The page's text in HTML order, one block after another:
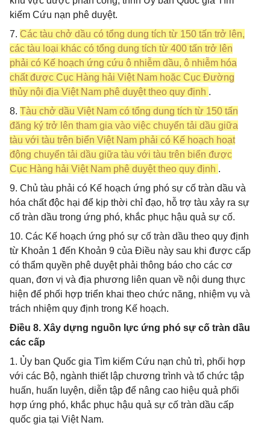
kiếm Cứu nạn phê duyệt.
7. Các tàu chở dầu có tổng dung tích từ 150 tấn trở lên,
các tàu loại khác có tổng dung tích từ 400 tấn trở lên
phải có Kế hoạch ứng cứu ô nhiễm dầu, ô nhiễm hóa
chất được Cục Hàng hải Việt Nam hoặc Cục Đường
thủy nội địa Việt Nam phê duyệt theo quy định .
8. Tàu chở dầu Việt Nam có tổng dung tích từ 150 tấn
đăng ký trở lên tham gia vào việc chuyển tải dầu giữa
tàu với tàu trên biển Việt Nam phải có Kế hoạch hoạt
động chuyển tải dầu giữa tàu với tàu trên biển được
Cục Hàng hải Việt Nam phê duyệt theo quy định .
9. Chủ tàu phải có Kế hoạch ứng phó sự cố tràn dầu và
hóa chất độc hại để kịp thời chỉ đạo, hỗ trợ tàu xảy ra sự
cố tràn dầu trong ứng phó, khắc phục hậu quả sự cố.
10. Các Kế hoạch ứng phó sự cố tràn dầu theo quy định
từ Khoản 1 đến Khoản 9 của Điều này sau khi được cấp
có thẩm quyền phê duyệt phải thông báo cho các cơ
quan, đơn vị và địa phương liên quan về nội dung thực
hiện để phối hợp triển khai theo chức năng, nhiệm vụ và
trách nhiệm quy định trong Kế hoạch.
Điều 8. Xây dựng nguồn lực ứng phó sự cố tràn dầu
các cấp
1. Ủy ban Quốc gia Tìm kiếm Cứu nạn chủ trì, phối hợp
với các Bộ, ngành thiết lập chương trình và tổ chức tập
huấn, huấn luyện, diễn tập để nâng cao hiệu quả phối
hợp ứng phó, khắc phục hậu quả sự cố tràn dầu cấp
quốc gia tại Việt Nam.